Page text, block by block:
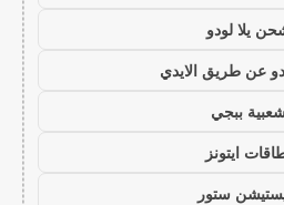
يلا لودو
عن طريق الايدي
شعبية ببجي
ايتونز
ستور